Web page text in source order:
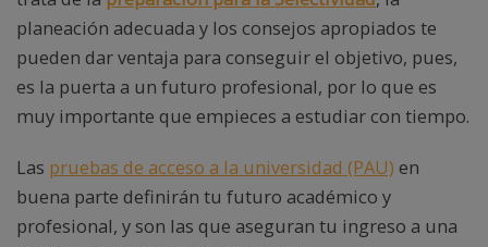
planeación adecuada y los consejos apropiados te
pueden dar ventaja para conseguir el objetivo, pues,
es la puerta a un futuro profesional, por lo que es
muy importante que empieces a estudiar con tiempo.
Las pruebas de acceso a la universidad (PAU) en
buena parte definirán tu futuro académico y
profesional, y son las que aseguran tu ingreso a una